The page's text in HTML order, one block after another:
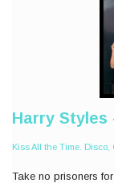
Harry Styles
Kiss All the Time.
Take no prisoners